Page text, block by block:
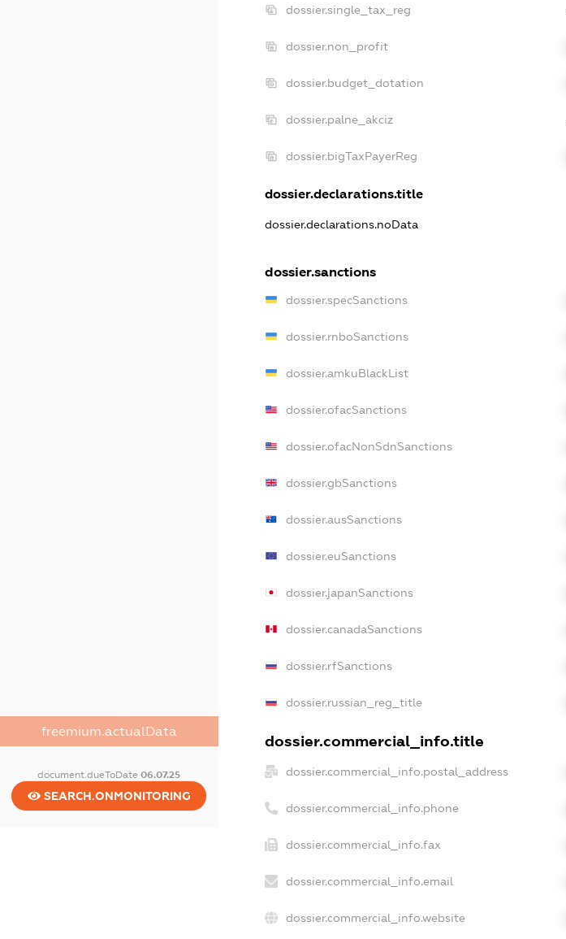
freemium.actualData
document.dueToDate06.07.25
SEARCH.ONMONITORING
dossier.single_tax_reg
dossier.non_profit
dossier.budget_dotation
dossier.palne_akciz
dossier.bigTaxPayerReg
dossier.declarations.title
dossier.declarations.noData
dossier.sanctions
dossier.specSanctions
dossier.rnboSanctions
dossier.amkuBlackList
dossier.ofacSanctions
dossier.ofacNonSdnSanctions
dossier.gbSanctions
dossier.ausSanctions
dossier.euSanctions
dossier.japanSanctions
dossier.canadaSanctions
dossier.rfSanctions
dossier.russian_reg_title
dossier.commercial_info.title
dossier.commercial_info.postal_address
dossier.commercial_info.phone
dossier.commercial_info.fax
dossier.commercial_info.email
dossier.commercial_info.website